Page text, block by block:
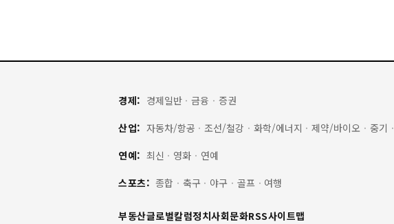
경제: 경제일반 · 금융 · 증권
산업: 자동차/항공 · 조선/철강 · 화학/에너지 · 제약/바이오 · 중기 ·
연예: 최신 · 영화 · 연예
스포츠: 종합 · 축구 · 야구 · 골프 · 여행
부동산글로벌칼럼정치사회문화RSS사이트맵